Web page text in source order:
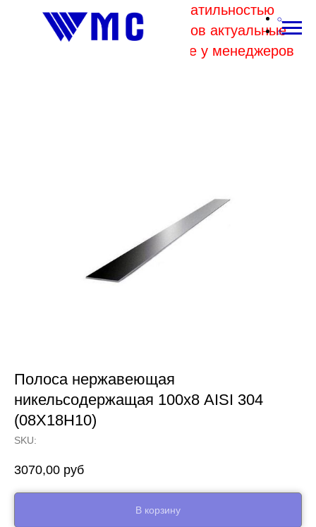
В связи с высокой волатильностью
отпускных цен комбинатов актуальные
цены на металл уточняйте у менеджеров
Полоса нержавеющая
никельсодержащая 100х8 AISI 304
(08Х18Н10)
SKU:
3070,00 руб
В корзину